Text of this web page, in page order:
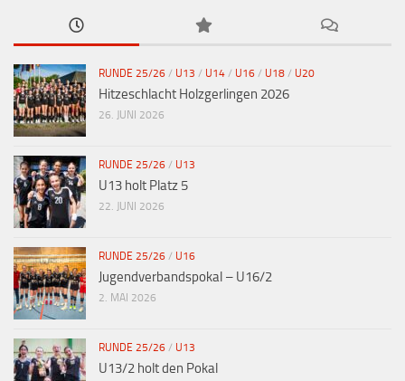
RUNDE 25/26 / U13 / U14 / U16 / U18 / U20
Hitzeschlacht Holzgerlingen 2026
26. JUNI 2026
RUNDE 25/26 / U13
U13 holt Platz 5
22. JUNI 2026
RUNDE 25/26 / U16
Jugendverbandspokal – U16/2
2. MAI 2026
RUNDE 25/26 / U13
U13/2 holt den Pokal